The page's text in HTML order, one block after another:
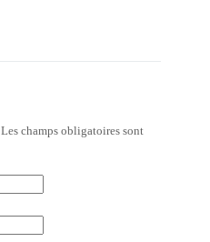
Les champs obligatoires sont